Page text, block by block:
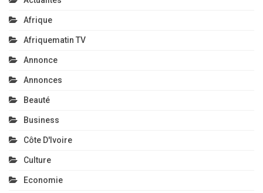
Afrique
Afriquematin TV
Annonce
Annonces
Beauté
Business
Côte D'Ivoire
Culture
Economie